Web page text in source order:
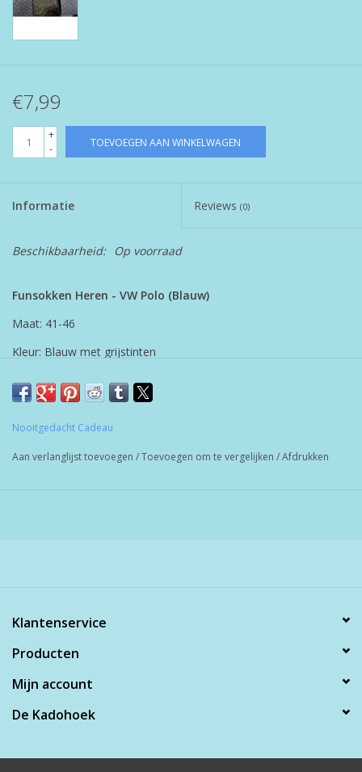
Merken
€7,99
+
-
TOEVOEGEN AAN WINKELWAGEN
Informatie Reviews (0)
Beschikbaarheid: Op voorraad
Funsokken Heren - VW Polo (Blauw)
Maat: 41-46
Kleur: Blauw met grijstinten
Materiaal: 80% katoen, 15% polyamide, 5% elastine
Nooitgedacht Cadeau
Aan verlanglijst toevoegen /Toevoegen om te vergelijken /Afdrukken
Klantenservice
Producten
Mijn account
De Kadohoek